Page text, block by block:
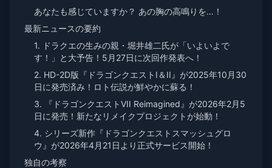
あなたも感じていますか？ あの胸の高鳴りを…！
最新ニュースの要約
1. ドラクエの生みの親・堀井雄二氏が「いよいよで
す！」と大予告！5月27日に次回作発表へ！
2. HD-2D版『ドラゴンクエストI＆II』が2025年10月30
日に発売済み！ロト伝説が鮮やかに蘇る！
3. 『ドラゴンクエストVII Reimagined』が2026年2月5
日に発売！新たなリメイクプロジェクトが始動！
4. シリーズ新作『ドラゴンクエストスマッシュグロ
ウ』が2026年4月21日より正式サービス開始！
独自の考察